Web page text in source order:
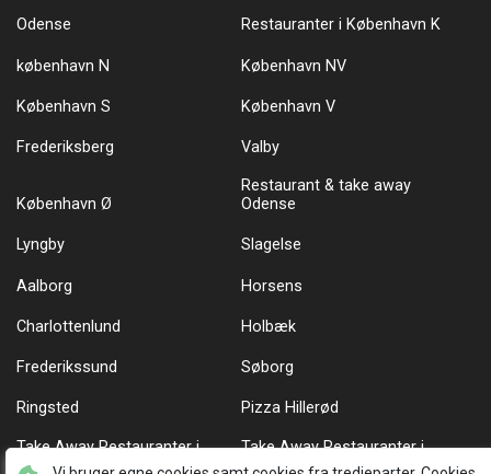
Odense Restauranter i København K
københavn N København NV
København S København V
Frederiksberg Valby
København Ø
Restaurant & take away
Odense
Lyngby Slagelse
Aalborg Horsens
Charlottenlund Holbæk
Frederikssund Søborg
Ringsted Pizza Hillerød
Take Away Restauranter i
København Ø
Take Away Restauranter i
København N